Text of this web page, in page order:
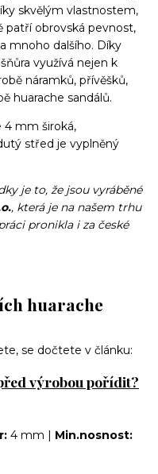
skvělým vlastnostem,
patří obrovská pevnost,
mnoho dalšího. Díky
využívá nejen k
náramků, přívěšků,
huarache sandálů.
4 mm široká,
střed je vyplněný
je to, že jsou vyráběné
, která je na našem trhu
pronikla i za české
huarache
se dočtete v článku:
výrobou pořídit?
4 mm | Min.nosnost: